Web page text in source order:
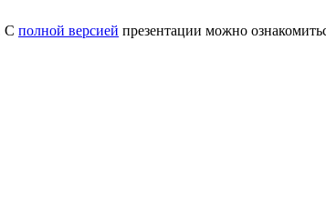
С полной версией презентации можно